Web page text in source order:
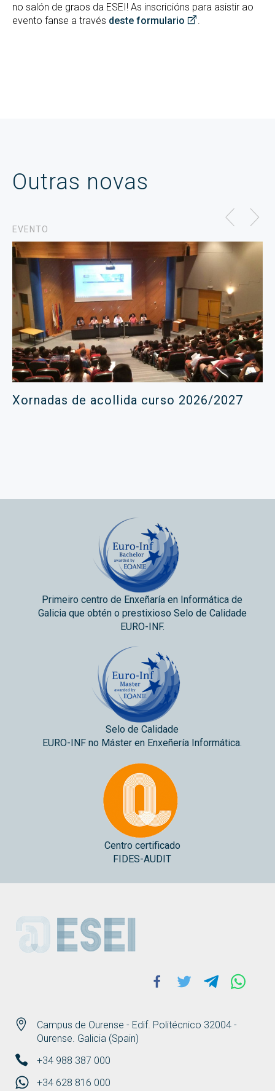
no salón de graos da ESEI! As inscricións para asistir ao
evento fanse a través deste formulario
Outras novas
EVENTO
Xornadas de acollida curso 2026/2027
Primeiro centro de Enxeñaría en Informática de
Galicia que obtén o prestixioso Selo de Calidade
EURO-INF.
Selo de Calidade
EURO-INF no Máster en Enxeñería Informática.
Centro certificado
FIDES-AUDIT
ESEI
Campus de Ourense - Edif. Politécnico 32004 -
Ourense. Galicia (Spain)
+34 988 387 000
+34 628 816 000
Facebook
Twitter Telegram